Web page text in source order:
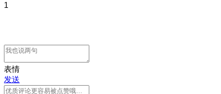
1
表情
发送